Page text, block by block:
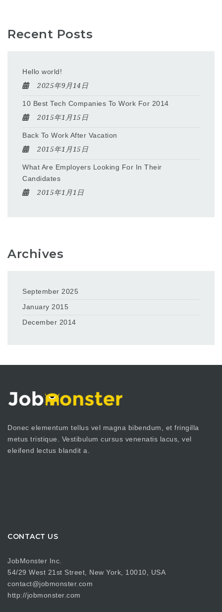
Recent Posts
Hello world!
2025年9月14日
10 Best Tech Companies To Work For 2014
2015年1月15日
Back To Work After Vacation
2015年1月15日
What Are Employers Looking For In Their
Candidates
2015年1月1日
Archives
September 2025
January 2015
December 2014
Donec elementum tellus vel magna bibendum, et fringilla
metus tristique. Vestibulum cursus venenatis lacus, vel
eleifend lectus blandit a.
CONTACT US
JobMonster Inc.
54/29 West 21st Street, New York, 10010, USA
contact@jobmonster.com
http://jobmonster.com